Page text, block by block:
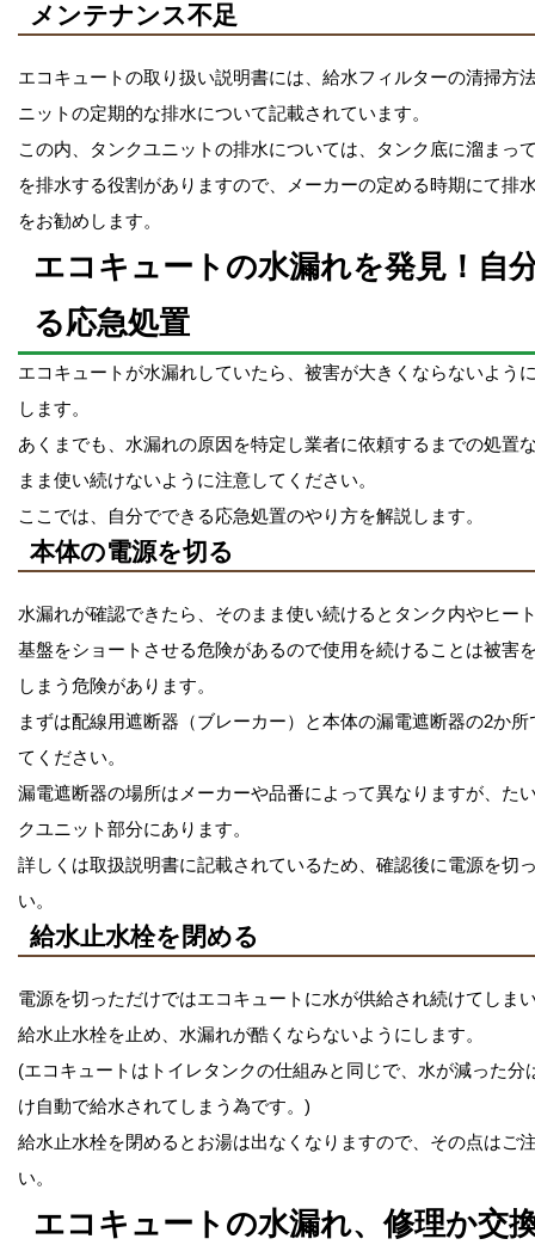
メンテナンス不足
エコキュートの取り扱い説明書には、給水フィルターの清掃方
ニットの定期的な排水について記載されています。
この内、タンクユニットの排水については、タンク底に溜まっ
を排水する役割がありますので、メーカーの定める時期にて排
をお勧めします。
エコキュートの水漏れを発見！自
る応急処置
エコキュートが水漏れしていたら、被害が大きくならないよう
します。
あくまでも、水漏れの原因を特定し業者に依頼するまでの処置
まま使い続けないように注意してください。
ここでは、自分でできる応急処置のやり方を解説します。
本体の電源を切る
水漏れが確認できたら、そのまま使い続けるとタンク内やヒー
基盤をショートさせる危険があるので使用を続けることは被害
しまう危険があります。
まずは配線用遮断器（ブレーカー）と本体の漏電遮断器の2か
てください。
漏電遮断器の場所はメーカーや品番によって異なりますが、た
クユニット部分にあります。
詳しくは取扱説明書に記載されているため、確認後に電源を切
い。
給水止水栓を閉める
電源を切っただけではエコキュートに水が供給され続けてしま
給水止水栓を止め、水漏れが酷くならないようにします。
(エコキュートはトイレタンクの仕組みと同じで、水が減った分
け自動で給水されてしまう為です。)
給水止水栓を閉めるとお湯は出なくなりますので、その点はご
い。
エコキュートの水漏れ、修理か交